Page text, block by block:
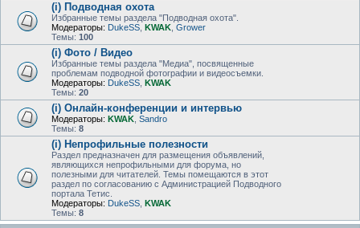
(i) Подводная охота
Избранные темы раздела "Подводная охота".
Модераторы: DukeSS KWAK Grower
Темы: 100
(i) Фото / Видео
Избранные темы раздела "Медиа", посвященные
проблемам подводной фотографии и видеосъемки.
Модераторы: DukeSS KWAK
Темы: 20
(i) Онлайн-конференции и интервью
Модераторы: KWAK Sandro
Темы: 8
(i) Непрофильные полезности
Раздел предназначен для размещения объявлений,
являющихся непрофильными для форума, но
полезными для читателей. Темы помещаются в этот
раздел по согласованию с Администрацией Подводного
портала Тетис.
Модераторы: DukeSS KWAK
Темы: 8